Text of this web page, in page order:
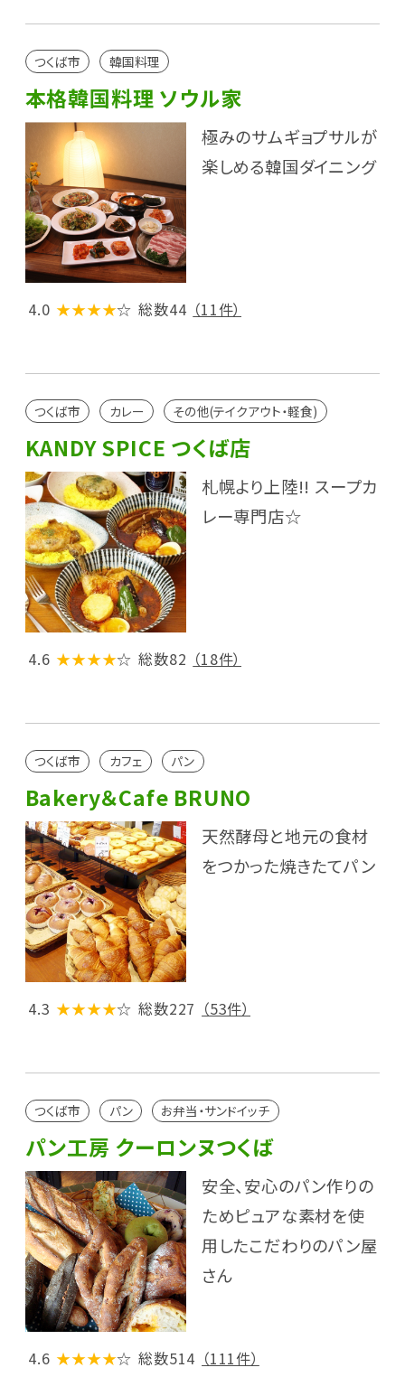
つくば市 韓国料理
本格韓国料理 ソウル家
極みのサムギョプサルが
楽しめる韓国ダイニング
4.0 ★★★★☆ 総数44 （11件）
つくば市 カレー その他(テイクアウト・軽食)
KANDY SPICE つくば店
札幌より上陸!! スープカ
レー専門店☆
4.6 ★★★★☆ 総数82 （18件）
つくば市 カフェ パン
Bakery＆Cafe BRUNO
天然酵母と地元の食材
をつかった焼きたてパン
4.3 ★★★★☆ 総数227 （53件）
つくば市 パン お弁当・サンドイッチ
パン工房 クーロンヌつくば
安全、安心のパン作りの
ためピュアな素材を使
用したこだわりのパン屋
さん
4.6 ★★★★☆ 総数514 （111件）